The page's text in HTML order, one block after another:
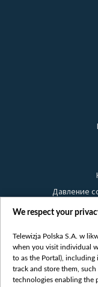
Давление
We respect your
Telewizja Polska S.A. w
when you visit individual
to as the Portal),
track and store them,
technologies enabling the